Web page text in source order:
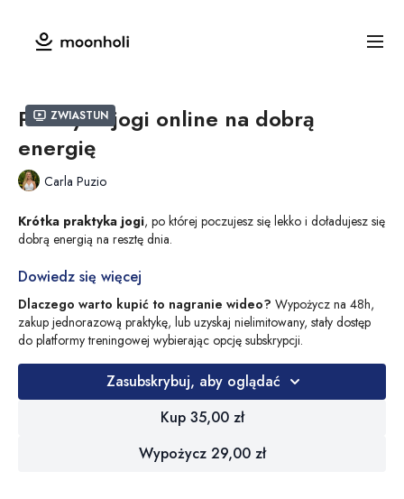
Zwiastun
Praktyka jogi online na dobrą
energię
Carla Puzio
Krótka praktyka jogi, po której poczujesz się lekko i doładujesz się
dobrą energią na resztę dnia.
Carla praktykuje namacie od jogi VENUS od Moonholi
jogi
w kolorze nude, dostępne na moonholi.com
Dowiedz się więcej
Dlaczego warto kupić to nagranie wideo? Wypożycz na 48h,
zakup jednorazową praktykę, lub uzyskaj nielimitowany, stały dostęp
do platformy treningowej wybierając opcję subskrypcji.
Zasubskrybuj, aby oglądać
Kup 35,00 zł
Wypożycz 29,00 zł